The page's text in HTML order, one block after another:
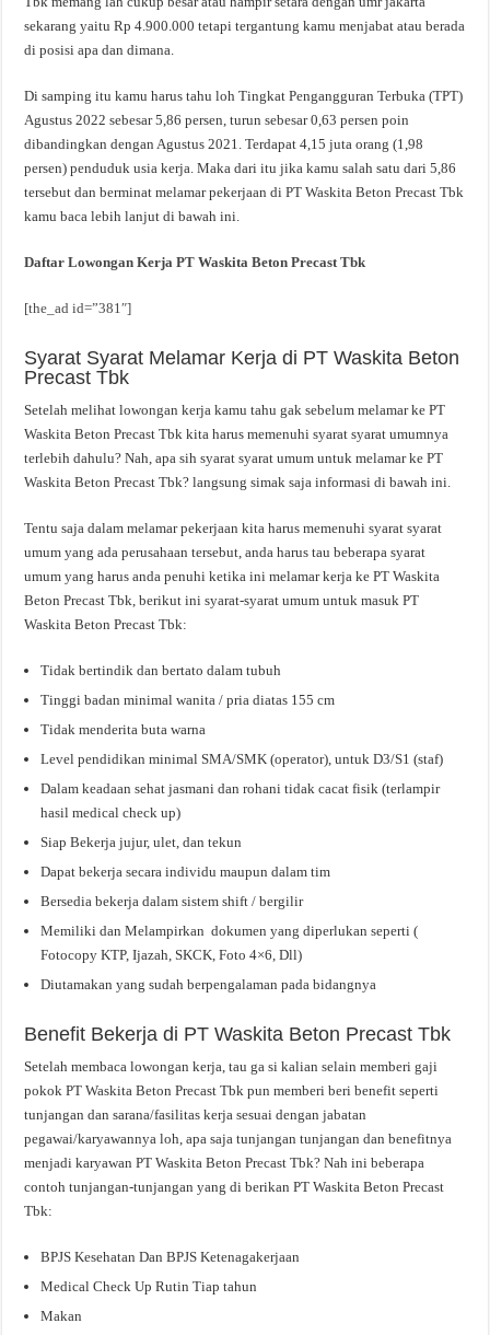
sekarang yaitu Rp 4.900.000 tetapi tergantung kamu menjabat atau berada
di posisi apa dan dimana.
Di samping itu kamu harus tahu loh Tingkat Pengangguran Terbuka (TPT)
Agustus 2022 sebesar 5,86 persen, turun sebesar 0,63 persen poin
dibandingkan dengan Agustus 2021. Terdapat 4,15 juta orang (1,98
persen) penduduk usia kerja. Maka dari itu jika kamu salah satu dari 5,86
tersebut dan berminat melamar pekerjaan di PT Waskita Beton Precast Tbk
kamu baca lebih lanjut di bawah ini.
Daftar Lowongan Kerja PT Waskita Beton Precast Tbk
[the_ad id=”381″]
Syarat Syarat Melamar Kerja di PT Waskita Beton
Precast Tbk
Setelah melihat lowongan kerja kamu tahu gak sebelum melamar ke PT
Waskita Beton Precast Tbk kita harus memenuhi syarat syarat umumnya
terlebih dahulu? Nah, apa sih syarat syarat umum untuk melamar ke PT
Waskita Beton Precast Tbk? langsung simak saja informasi di bawah ini.
Tentu saja dalam melamar pekerjaan kita harus memenuhi syarat syarat
umum yang ada perusahaan tersebut, anda harus tau beberapa syarat
umum yang harus anda penuhi ketika ini melamar kerja ke PT Waskita
Beton Precast Tbk, berikut ini syarat-syarat umum untuk masuk PT
Waskita Beton Precast Tbk:
Tidak bertindik dan bertato dalam tubuh
Tinggi badan minimal wanita / pria diatas 155 cm
Tidak menderita buta warna
Level pendidikan minimal SMA/SMK (operator), untuk D3/S1 (staf)
Dalam keadaan sehat jasmani dan rohani tidak cacat fisik (terlampir
hasil medical check up)
Siap Bekerja jujur, ulet, dan tekun
Dapat bekerja secara individu maupun dalam tim
Bersedia bekerja dalam sistem shift / bergilir
Memiliki dan Melampirkan dokumen yang diperlukan seperti (
Fotocopy KTP, Ijazah, SKCK, Foto 4×6, Dll)
Diutamakan yang sudah berpengalaman pada bidangnya
Benefit Bekerja di PT Waskita Beton Precast Tbk
Setelah membaca lowongan kerja, tau ga si kalian selain memberi gaji
pokok PT Waskita Beton Precast Tbk pun memberi beri benefit seperti
tunjangan dan sarana/fasilitas kerja sesuai dengan jabatan
pegawai/karyawannya loh, apa saja tunjangan tunjangan dan benefitnya
menjadi karyawan PT Waskita Beton Precast Tbk? Nah ini beberapa
contoh tunjangan-tunjangan yang di berikan PT Waskita Beton Precast
Tbk:
BPJS Kesehatan Dan BPJS Ketenagakerjaan
Medical Check Up Rutin Tiap tahun
Makan